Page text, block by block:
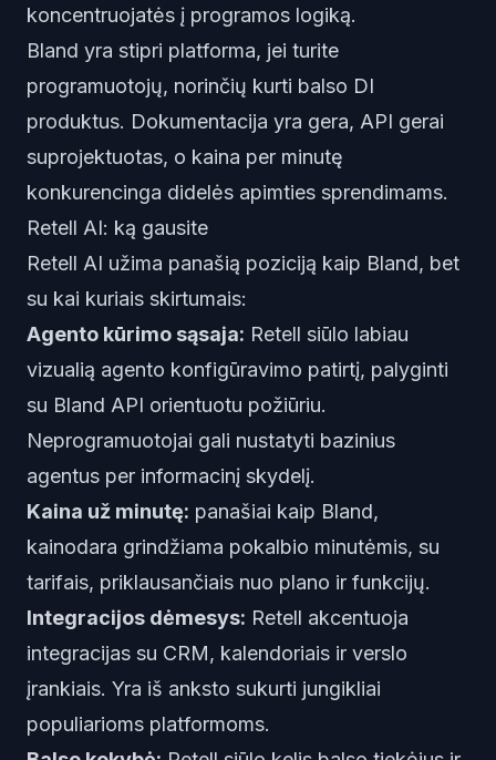
koncentruojatės į programos logiką.
Bland yra stipri platforma, jei turite
programuotojų, norinčių kurti balso DI
produktus. Dokumentacija yra gera, API gerai
suprojektuotas, o kaina per minutę
konkurencinga didelės apimties sprendimams.
Retell AI: ką gausite
Retell AI užima panašią poziciją kaip Bland, bet
su kai kuriais skirtumais:
Agento kūrimo sąsaja: Retell siūlo labiau
vizualią agento konfigūravimo patirtį, palyginti
su Bland API orientuotu požiūriu.
Neprogramuotojai gali nustatyti bazinius
agentus per informacinį skydelį.
Kaina už minutę: panašiai kaip Bland,
kainodara grindžiama pokalbio minutėmis, su
tarifais, priklausančiais nuo plano ir funkcijų.
Integracijos dėmesys: Retell akcentuoja
integracijas su CRM, kalendoriais ir verslo
įrankiais. Yra iš anksto sukurti jungikliai
populiarioms platformoms.